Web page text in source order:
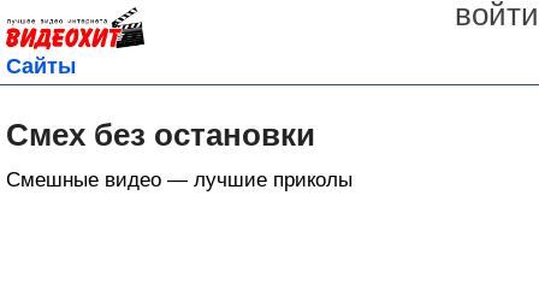
войти
Сайты
Смех без остановки
Смешные видео — лучшие приколы